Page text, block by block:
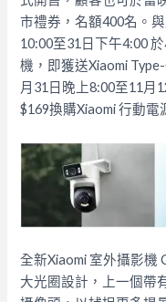
市禮券，名額400名。
10:00至31日下午4:00
機，即獲送Xiaomi
月31日晚上8:00至11月
$169換購Xiaomi 行動電
全新Xiaomi 室外攝影機
大光圈設計，上一個帶